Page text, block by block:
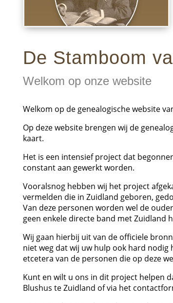
Dank voor uw interesse!
De Stamboom
Welkom op onze website
Welkom op de genealogische website
Op deze website brengen wij de
kaart.
Het is een intensief project dat
constant aan gewerkt worden.
Vooralsnog hebben wij het project
vermelden die in Zuidland geboren,
Van deze personen worden wel de
geen enkele directe band met Zuidland
Wij gaan hierbij uit van de officiele
niet weg dat wij uw hulp ook hard
etcetera van de personen die op deze
Kunt en wilt u ons in dit project helpen
Blushus te Zuidland of via het